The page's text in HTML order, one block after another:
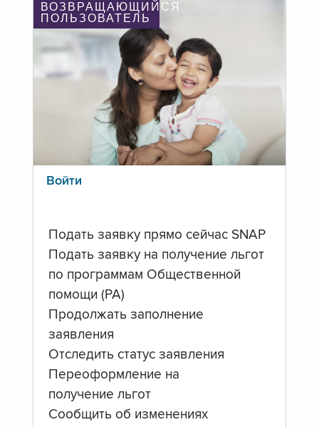
ВОЗВРАЩАЮЩИЙСЯ
ПОЛЬЗОВАТЕЛЬ
Войти
Подать заявку прямо сейчас SNAP
Подать заявку на получение льгот
по программам Общественной
помощи (PA)
Продолжать заполнение
заявления
Отследить статус заявления
Переоформление на
получение льгот
Сообщить об изменениях